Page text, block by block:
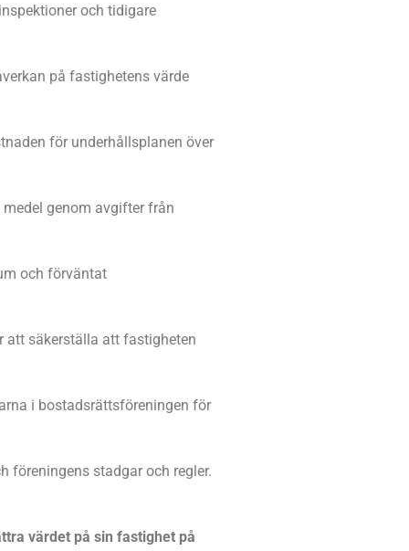
och tidigare
på fastighetens värde
för underhållsplanen över
genom avgifter från
och förväntat
att säkerställa att fastigheten
i bostadsrättsföreningen för
föreningens stadgar och regler.
värdet på sin fastighet på